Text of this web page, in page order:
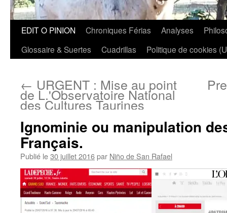
Aller
EDIT O PINION Chroniques Férias Analyses
Glossaire & Suertes
Cuadrillas Politique de cookies
← URGENT : Mise au point
de L.'Observatoire National
des Cultures Taurines
Ignominie ou manipulation
Français.
Publié le30 juillet 2016par Niño de San Rafael